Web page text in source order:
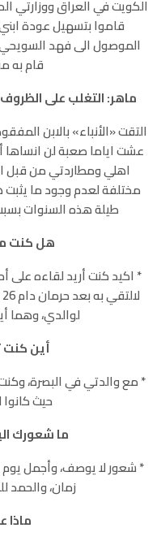
الكويت في العراق ووزارتي
قاموا بتسهيل عودة
الموصول الى فهد السويحي
قام به
ماهر: التغلب على
التقت «الأنباء» بالابن
عشت اياما صعبة لن انساها
اهلي ومطاردتي من قبل
مختلفة لعدم وجود ما
طيلة هذه السنوات
هل كنت
٭ اكيد كنت أريد لقاءه على
لوالدي، وهما
أين كنت
٭ مع والدتي في البصرة،
حيث كانوا
ما شعورك
٭ شعور لا يوصف، وأجمل
زمان، والحمد